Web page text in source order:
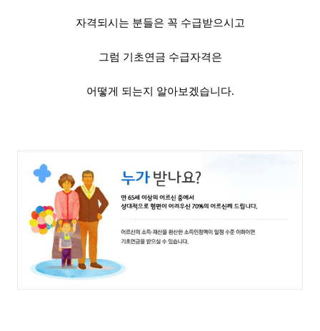
자격되시는 분들은 꼭 수급받으시고
그럼 기초연금 수급자격은
어떻게 되는지 알아보겠습니다.